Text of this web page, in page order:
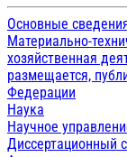
Основные
Материально-
хозяйственная
размещается,
Федерации
Наука
Научное
Диссертационный